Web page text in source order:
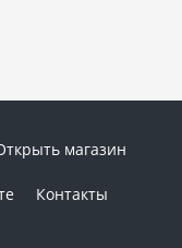
магазин
Контакты